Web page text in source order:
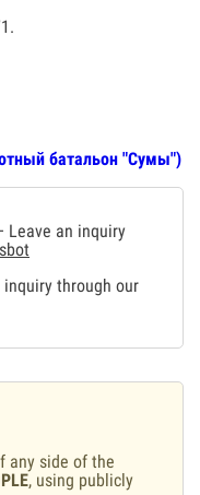
батальон "Сумы")
Leave an inquiry
through our
any side of the
, using publicly